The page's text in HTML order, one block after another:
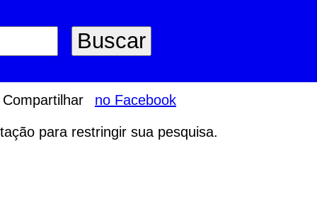
Compartilhar no Facebook
para restringir sua pesquisa.